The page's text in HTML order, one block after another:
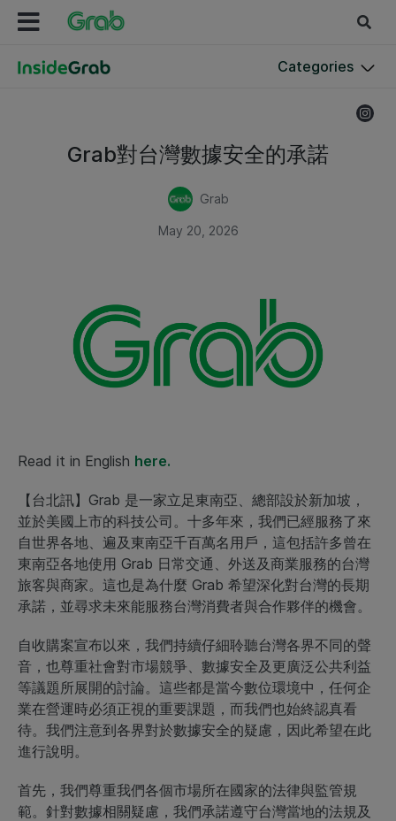
Categories
Grab對台灣數據安全的承諾
Grab
May 20, 2026
Read it in English here.
【台北訊】Grab 是一家立足東南亞、總部設於新加坡，
並於美國上市的科技公司。十多年來，我們已經服務了來
自世界各地、遍及東南亞千百萬名用戶，這包括許多曾在
東南亞各地使用 Grab 日常交通、外送及商業服務的台灣
旅客與商家。這也是為什麼 Grab 希望深化對台灣的長期
承諾，並尋求未來能服務台灣消費者與合作夥伴的機會。
自收購案宣布以來，我們持續仔細聆聽台灣各界不同的聲
音，也尊重社會對市場競爭、數據安全及更廣泛公共利益
等議題所展開的討論。這些都是當今數位環境中，任何企
業在營運時必須正視的重要課題，而我們也始終認真看
待。我們注意到各界對於數據安全的疑慮，因此希望在此
進行說明。
首先，我們尊重我們各個市場所在國家的法律與監管規
範。針對數據相關疑慮，我們承諾遵守台灣當地的法規及